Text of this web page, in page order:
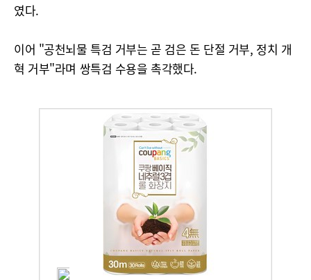
였다.
이어 "공천뇌물 특검 거부는 곧 검은 돈 단절 거부, 정치 개
혁 거부"라며 쌍특검 수용을 촉각했다.